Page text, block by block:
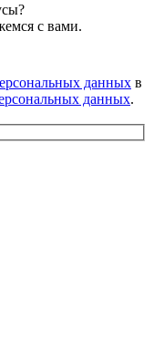
с вами.
данных в
данных.